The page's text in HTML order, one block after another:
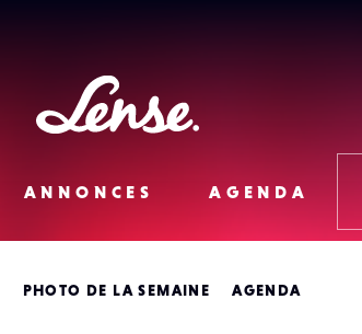
Lense
ANNONCES AGENDA
PHOTO DE LA SEMAINE AGENDA